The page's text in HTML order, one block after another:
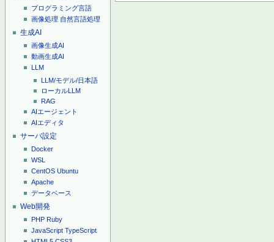
プログラミング言語
画像処理 自然言語処理
生成AI
画像生成AI
動画生成AI
LLM
LLM/モデル/日本語
ローカルLLM
RAG
AIエージェント
AIエディタ
サーバ設定
Docker
WSL
CentOS Ubuntu
Apache
データベース
Web開発
PHP Ruby
JavaScript TypeScript